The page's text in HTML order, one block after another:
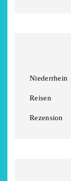
Niederrhein
2. Mai 2026
Niederrhein
Reisen
Rezension